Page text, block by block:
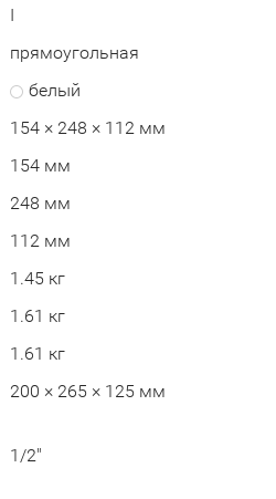
I
прямоугольная
белый
154 × 248 × 112 мм
154 мм
248 мм
112 мм
1.45 кг
1.61 кг
1.61 кг
200 × 265 × 125 мм
1/2"